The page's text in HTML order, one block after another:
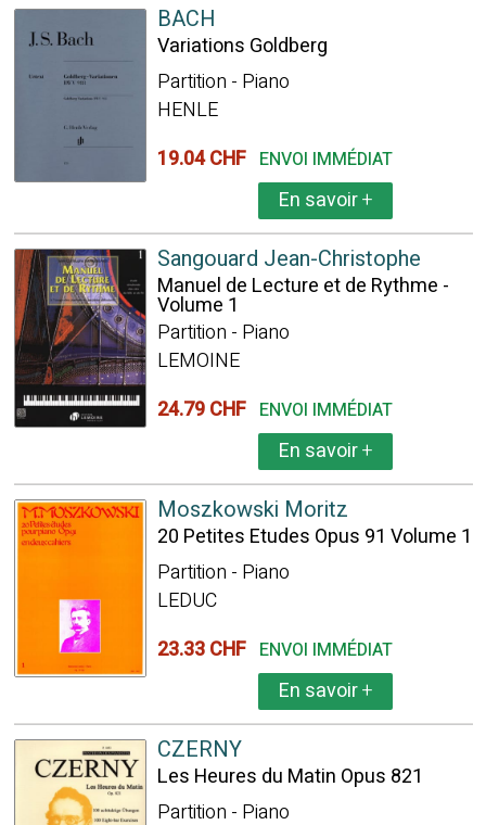
BACH
Variations Goldberg
Partition - Piano
HENLE
19.04 CHF ENVOI IMMÉDIAT
En savoir+
Sangouard Jean-Christophe
Manuel de Lecture et de Rythme -
Volume 1
Partition - Piano
LEMOINE
24.79 CHF ENVOI IMMÉDIAT
En savoir+
Moszkowski Moritz
20 Petites Etudes Opus 91 Volume 1
Partition - Piano
LEDUC
23.33 CHF ENVOI IMMÉDIAT
En savoir+
CZERNY
Les Heures du Matin Opus 821
Partition - Piano